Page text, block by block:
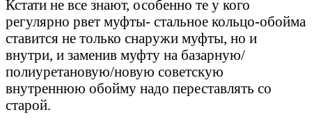
Кстати не все знают, особенно те у кого
регулярно рвет муфты- стальное кольцо-обойма
ставится не только снаружи муфты, но и
внутри, и заменив муфту на базарную/
полиуретановую/новую советскую
внутреннюю обойму надо переставлять со
старой.